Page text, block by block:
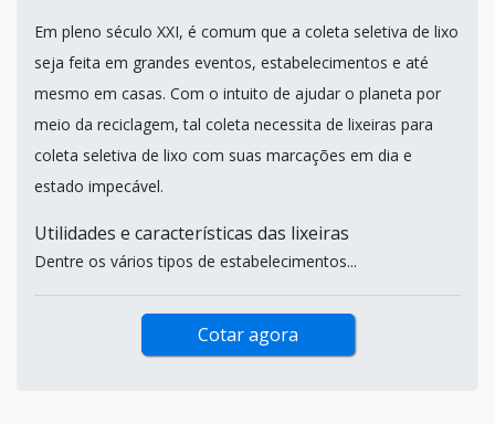
Em pleno século XXI, é comum que a coleta seletiva de lixo
seja feita em grandes eventos, estabelecimentos e até
mesmo em casas. Com o intuito de ajudar o planeta por
meio da reciclagem, tal coleta necessita de lixeiras para
coleta seletiva de lixo com suas marcações em dia e
estado impecável.
Utilidades e características das lixeiras
Dentre os vários tipos de estabelecimentos...
Cotar agora